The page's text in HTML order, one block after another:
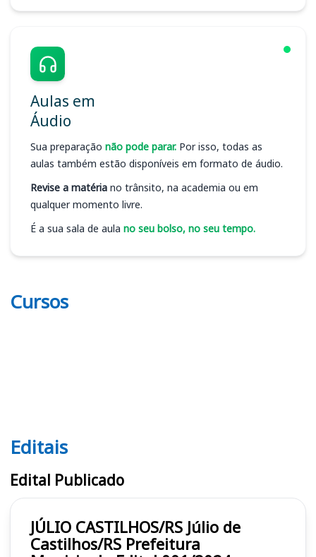
Aulas em
Áudio
Sua preparação não pode parar. Por isso, todas as
aulas também estão disponíveis em formato de áudio.
Revise a matéria no trânsito, na academia ou em
qualquer momento livre.
É a sua sala de aula no seu bolso, no seu tempo.
Cursos
Editais
Editais
Edital Publicado
JÚLIO CASTILHOS/RS Júlio de
Castilhos/RS Prefeitura